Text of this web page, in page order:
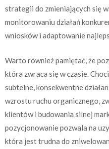
strategii do zmieniających się
monitorowaniu działań
wniosków i adaptowanie
Warto również pamiętać, że
która zwraca się w czasie.
subtelne, konsekwentne
wzrostu ruchu organicznego,
klientów i budowania silnej
pozycjonowanie pozwala na
która jest trudna do